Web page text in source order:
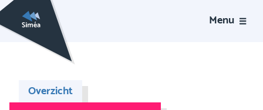
Menu
Overzicht